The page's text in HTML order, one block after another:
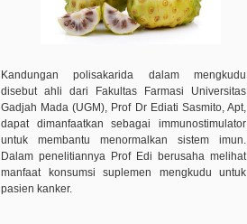
Kandungan polisakarida dalam mengkudu
disebut ahli dari Fakultas Farmasi Universitas
Gadjah Mada (UGM), Prof Dr Ediati Sasmito, Apt,
dapat dimanfaatkan sebagai immunostimulator
untuk membantu menormalkan sistem imun.
Dalam penelitiannya Prof Edi berusaha melihat
manfaat konsumsi suplemen mengkudu untuk
pasien kanker.